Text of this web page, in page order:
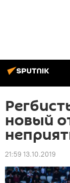
новый
21:59 13.10.2019